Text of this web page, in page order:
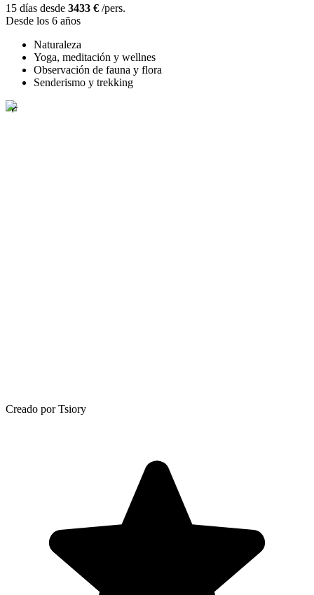
15 días desde 3433 € /pers.
Desde los 6 años
Naturaleza
Yoga, meditación y wellnes
Observación de fauna y flora
Senderismo y trekking
Creado por Tsiory